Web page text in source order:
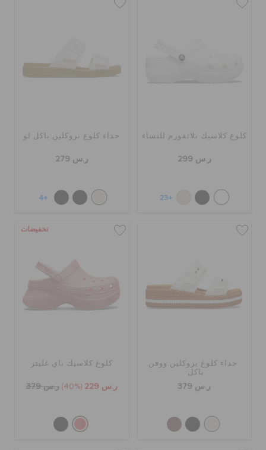
كلوغ كلاسيك بلاتفورم للنساء
ر.س 299
+23
حذاء كلوغ بروكلين باكل لو
ر.س 279
+4
حذاء كلوغ بروكلين ووفن
باكل
ر.س 379
تخفيضات
كلوغ كلاسيك باي غليتر
ر.س 229 (40%) ر.س 379